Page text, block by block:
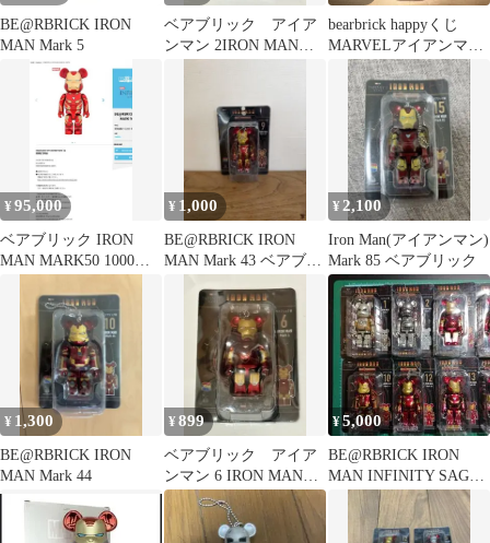
BE@RBRICK IRON
MAN Mark 5
ベアブリック アイア
ンマン 2IRON MAN
bearbrick happyくじ
MARVELアイアンマン
mark2
¥95,000
ベアブリック IRON
MAN MARK50 1000%
¥ 1,000
BE@RBRICK IRON
MAN Mark 43 ベアブリ
¥ 2,100
Iron Man(アイアンマン)
Mark 85 ベアブリック
¥ 1,300
BE@RBRICK IRON
MAN Mark 44
¥899
ベアブリック アイア
ンマン 6 IRON MAN
Mark6 ハッピーくじ
¥5,000
BE@RBRICK IRON
MAN INFINITY SAGA
10個セット